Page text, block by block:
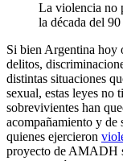
La violencia no
la década del 90
Si bien Argentina hoy
delitos,
distintas situaciones
sexual, estas leyes no
sobrevivientes han
acompañamiento y de
quienes ejercieron
proyecto de AMADH